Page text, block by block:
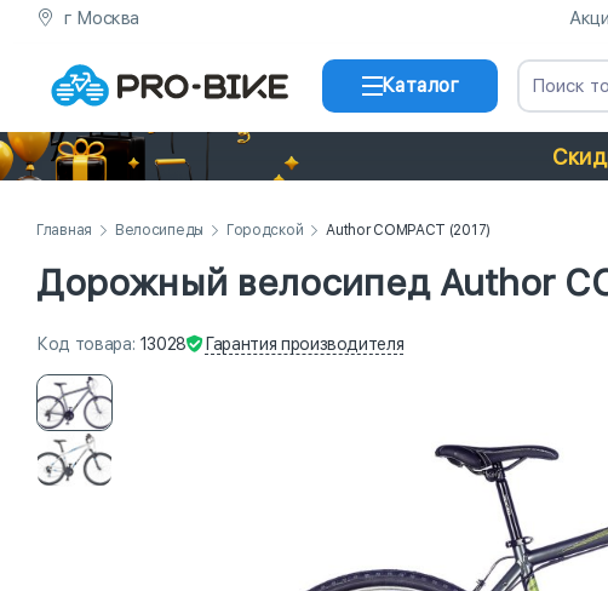
г Москва
Каталог
Главная Велосипеды Городской Author COMPACT (2017)
Дорожный велосипед Author
Код товара: 13028 Гарантия производителя